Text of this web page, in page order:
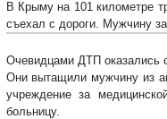
В Крыму на 101 километре
съехал с дороги. Мужчину
Очевидцами ДТП оказались
Они вытащили мужчину из
учреждение за
больницу.